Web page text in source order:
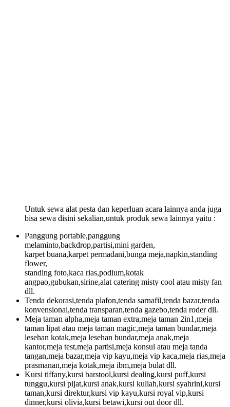
Untuk sewa alat pesta dan keperluan acara lainnya anda juga
bisa sewa disini sekalian,untuk produk sewa lainnya yaitu :
Panggung portable,panggung
melaminto,backdrop,partisi,mini garden,
karpet buana,karpet permadani,bunga meja,napkin,standing
flower,
standing foto,kaca rias,podium,kotak
angpao,gubukan,sirine,alat catering misty cool atau misty fan
dll.
Tenda dekorasi,tenda plafon,tenda sarnafil,tenda bazar,tenda
konvensional,tenda transparan,tenda gazebo,tenda roder dll.
Meja taman alpha,meja taman extra,meja taman 2in1,meja
taman lipat atau meja taman magic,meja taman bundar,meja
lesehan kotak,meja lesehan bundar,meja anak,meja
kantor,meja test,meja partisi,meja konsul atau meja tanda
tangan,meja bazar,meja vip kayu,meja vip kaca,meja rias,meja
prasmanan,meja kotak,meja ibm,meja bulat dll.
Kursi tiffany,kursi barstool,kursi dealing,kursi puff,kursi
tunggu,kursi pijat,kursi anak,kursi kuliah,kursi syahrini,kursi
taman,kursi direktur,kursi vip kayu,kursi royal vip,kursi
dinner,kursi olivia,kursi betawi,kursi out door dll.